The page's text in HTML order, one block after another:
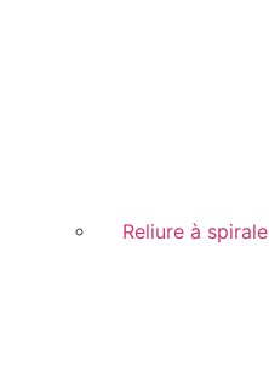
Reliure à spirale